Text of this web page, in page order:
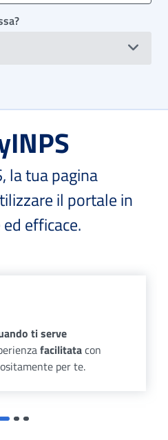
la tua pagina
il portale in
efficace.
ti serve
facilitatacon
per te.